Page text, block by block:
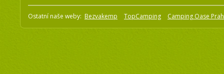
Ostatní naše weby: Bezvakemp TopCamping Camping Oase